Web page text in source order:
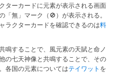
ターカードに元素が表示される画面
無」マーク（🚫︎）が表示される。
ラクターカードを確認できるのは料
鳴することで、風元素の天賦と命ノ
の七天神像と共鳴することで、その
各国の元素についてはテイワット を